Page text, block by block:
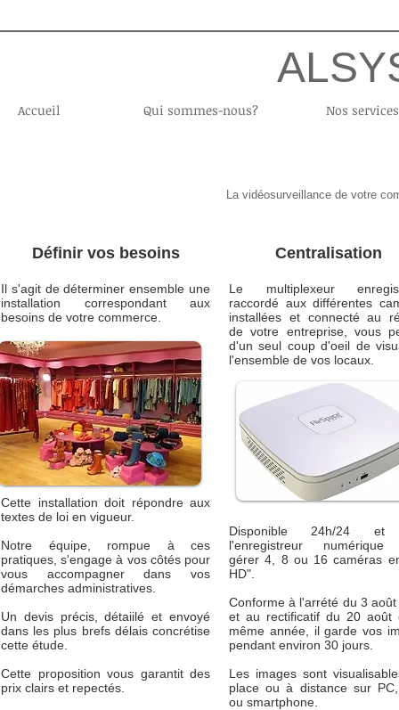
Accueil Qui sommes-nous? Nos services
La vidéosurveillance de votre
Définir vos besoins
Il s'agit de déterminer ensemble une
installation correspondant aux
besoins de votre commerce.
Cette installation doit répondre aux
textes de loi en vigueur.
Notre équipe, rompue à ces
pratiques, s'engage à vos côtés pour
vous accompagner dans vos
démarches administratives.
Un devis précis, détaiilé et envoyé
dans les plus brefs délais concrétise
cette étude.
Cette proposition vous garantit des
prix clairs et repectés.
Centralisation
Le multiplexeur
raccordé aux différentes
installées et connecté au
de votre entreprise, vous
d'un seul coup d'oeil de
l'ensemble de vos locaux.
Disponible 24h/24 et
l'enregistreur numérique
gérer 4, 8 ou 16 caméras
HD".
Conforme à l'arrété du 3 août
et au rectificatif du 20 août
même année, il garde vos
pendant environ 30 jours.
Les images sont
place ou à distance sur
ou smartphone.